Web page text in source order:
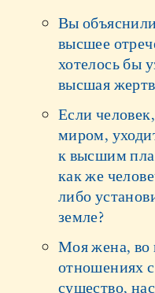
Вы
высшее
хотелось бы
высшая
Если
миром,
к высшим
как же
либо
земле?
Моя жена, во
отношениях
существо,